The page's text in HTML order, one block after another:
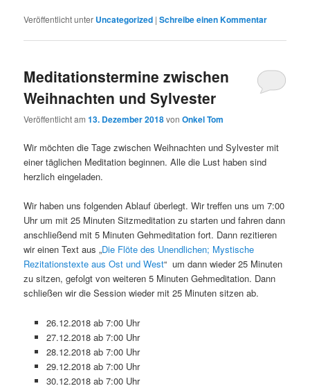
Veröffentlicht unter Uncategorized |Schreibe einen Kommentar
Meditationstermine zwischen
Weihnachten und Sylvester
Veröffentlicht am13. Dezember 2018vonOnkel Tom
Wir möchten die Tage zwischen Weihnachten und Sylvester mit
einer täglichen Meditation beginnen. Alle die Lust haben sind
herzlich eingeladen.
Wir haben uns folgenden Ablauf überlegt. Wir treffen uns um 7:00
Uhr um mit 25 Minuten Sitzmeditation zu starten und fahren dann
anschließend mit 5 Minuten Gehmeditation fort. Dann rezitieren
wir einen Text aus „Die Flöte des Unendlichen; Mystische
Rezitationstexte aus Ost und West“ um dann wieder 25 Minuten
zu sitzen, gefolgt von weiteren 5 Minuten Gehmeditation. Dann
schließen wir die Session wieder mit 25 Minuten sitzen ab.
26.12.2018 ab 7:00 Uhr
27.12.2018 ab 7:00 Uhr
28.12.2018 ab 7:00 Uhr
29.12.2018 ab 7:00 Uhr
30.12.2018 ab 7:00 Uhr